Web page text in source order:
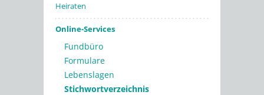
Heiraten
Online-Services
Fundbüro
Formulare
Lebenslagen
Stichwortverzeichnis